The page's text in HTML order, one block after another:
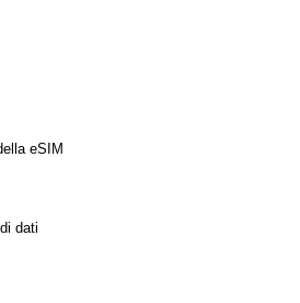
eSIM
dati